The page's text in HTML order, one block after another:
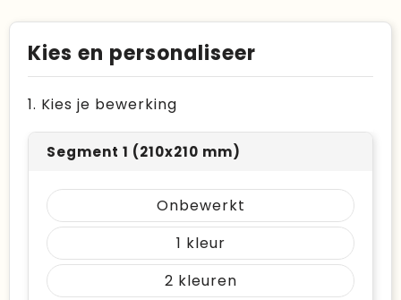
Kies en personaliseer
1. Kies je bewerking
Segment 1 (210x210 mm)
Onbewerkt
1
2